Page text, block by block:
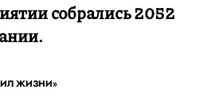
собрались 2052
ЖИЗНИ»